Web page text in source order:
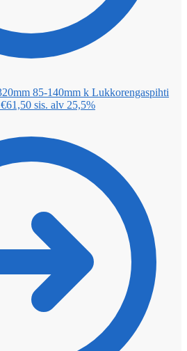
Lukkorengaspihti
€61,50 sis. alv 25,5%